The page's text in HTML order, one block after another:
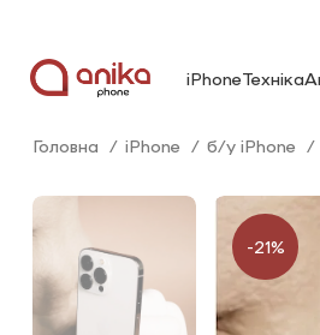
iPhoneТехніка
Головна iPhone б/у iPhone
-21%